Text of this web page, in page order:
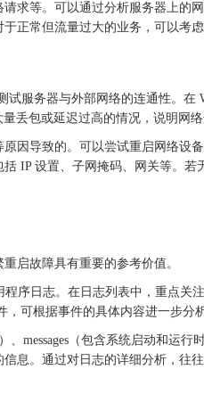
求等。可以通过分析服务器上的
正常但流量过大的业务，可以考
试服务器与外部网络的连通性。在
丢包或延迟过高的情况，说明网络
因导致的。可以尝试重启网络设
括 IP 设置、子网掩码、网关等。若
启故障具有重要的参考价值。
程序日志。在日志列表中，重点
可根据事件的具体内容进一步分
messages（包含系统启动和运
信息。通过对日志的详细分析，